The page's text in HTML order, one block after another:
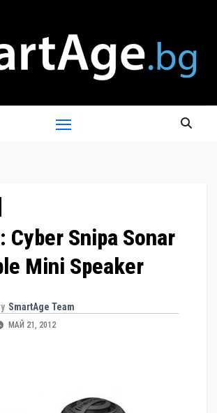
Cyber Snipa Sonar
Mini Speaker
SmartAge Team
МАЙ 21, 2012